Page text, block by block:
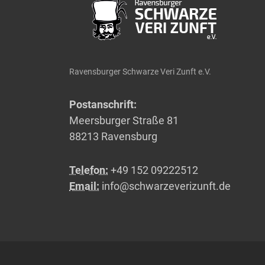
Ravensburger Schwarze Veri Zunft e.V.
Postanschrift:
Meersburger Straße 81
88213 Ravensburg
Telefon: +49 152 09222512
Email: info@schwarzeverizunft.de